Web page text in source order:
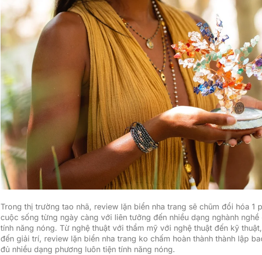
Trong thị trường tao nhã, review lặn biển nha trang sẽ chũm đổi hóa 1
cuộc sống từng ngày càng với liên tưởng đến nhiều dạng nghành nghề
tính năng nóng. Từ nghệ thuật với thẩm mỹ với nghệ thuật đến kỹ
đến giải trí, review lặn biển nha trang ko chấm hoàn thành thành lập
đủ nhiều dạng phương luôn tiện tính năng nóng.